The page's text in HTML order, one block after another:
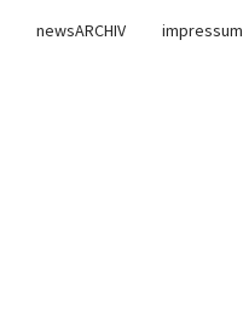
newsARCHIV impressum